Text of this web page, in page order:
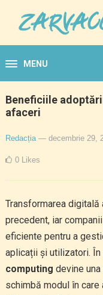
MENU
Beneficiile
afaceri
Redacția — decembrie 29,
0 Likes
Transformarea
precedent, iar
eficiente pentru a
aplicații și utilizatori.
computing devine
schimbă modul în